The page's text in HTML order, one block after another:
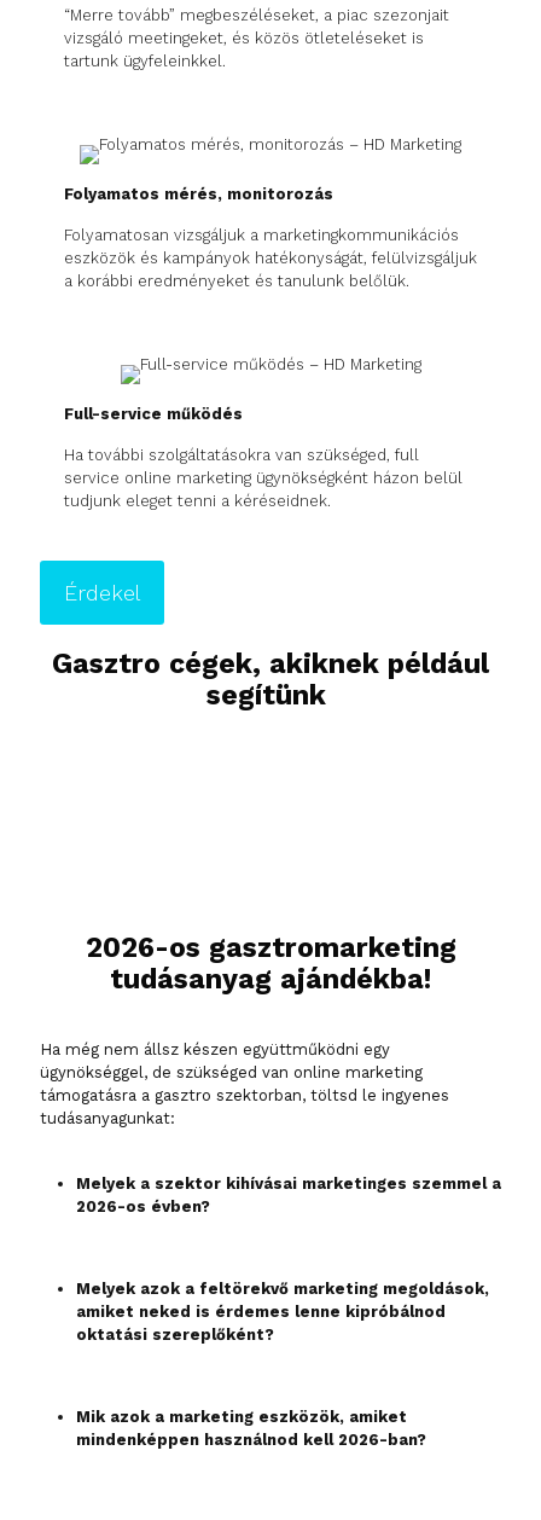
“Merre tovább” megbeszéléseket, a piac szezonjait
vizsgáló meetingeket, és közös ötleteléseket is
tartunk ügyfeleinkkel.
Folyamatos mérés, monitorozás
Folyamatosan vizsgáljuk a marketingkommunikációs
eszközök és kampányok hatékonyságát, felülvizsgáljuk
a korábbi eredményeket és tanulunk belőlük.
Full-service működés
Ha további szolgáltatásokra van szükséged, full
service online marketing ügynökségként házon belül
tudjunk eleget tenni a kéréseidnek.
Érdekel
Gasztro cégek, akiknek például
segítünk
2026-os gasztromarketing
tudásanyag ajándékba!
Ha még nem állsz készen együttműködni egy
ügynökséggel, de szükséged van online marketing
támogatásra a gasztro szektorban, töltsd le ingyenes
tudásanyagunkat:
Melyek a szektor kihívásai marketinges szemmel a
2026-os évben?
Melyek azok a feltörekvő marketing megoldások,
amiket neked is érdemes lenne kipróbálnod
oktatási szereplőként?
Mik azok a marketing eszközök, amiket
mindenképpen használnod kell 2026-ban?